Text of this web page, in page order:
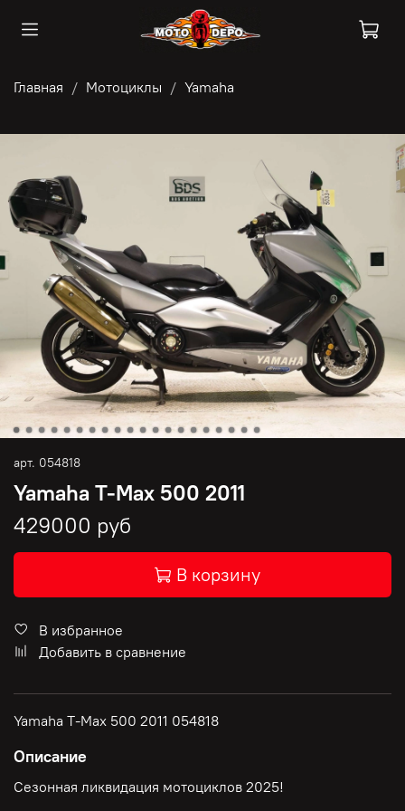
Главная Мотоциклы Yamaha
арт. 054818
Yamaha T-Max 500 2011
429000 руб
В корзину
В избранное
Добавить в сравнение
Yamaha T-Max 500 2011 054818
Описание
Сезонная ликвидация мотоциклов 2025!